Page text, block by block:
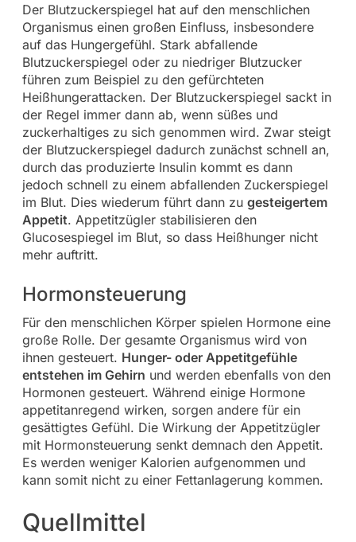
Der Blutzuckerspiegel hat auf den menschlichen
Organismus einen großen Einfluss, insbesondere
auf das Hungergefühl. Stark abfallende
Blutzuckerspiegel oder zu niedriger Blutzucker
führen zum Beispiel zu den gefürchteten
Heißhungerattacken. Der Blutzuckerspiegel sackt in
der Regel immer dann ab, wenn süßes und
zuckerhaltiges zu sich genommen wird. Zwar steigt
der Blutzuckerspiegel dadurch zunächst schnell an,
durch das produzierte Insulin kommt es dann
jedoch schnell zu einem abfallenden Zuckerspiegel
im Blut. Dies wiederum führt dann zu gesteigertem
Appetit. Appetitzügler stabilisieren den
Glucosespiegel im Blut, so dass Heißhunger nicht
mehr auftritt.
Hormonsteuerung
Für den menschlichen Körper spielen Hormone eine
große Rolle. Der gesamte Organismus wird von
ihnen gesteuert. Hunger- oder Appetitgefühle
entstehen im Gehirn und werden ebenfalls von den
Hormonen gesteuert. Während einige Hormone
appetitanregend wirken, sorgen andere für ein
gesättigtes Gefühl. Die Wirkung der Appetitzügler
mit Hormonsteuerung senkt demnach den Appetit.
Es werden weniger Kalorien aufgenommen und
kann somit nicht zu einer Fettanlagerung kommen.
Quellmittel